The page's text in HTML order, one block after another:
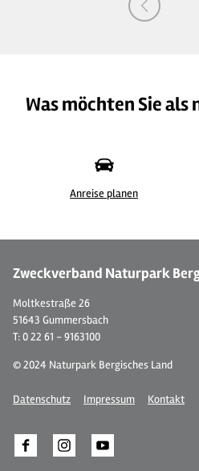
Was möchten Sie als
Anreise planen
Zweckverband Naturpark
Moltkestraße 26
51643 Gummersbach
T: 0 22 61 - 9163100
© 2024 Naturpark Bergisches Land
Datenschutz Impressum Kontakt